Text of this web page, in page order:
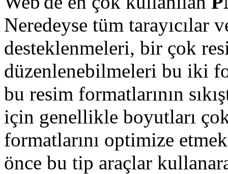
Neredeyse tüm tarayıcılar
desteklenmeleri, bir çok
düzenlenebilmeleri bu iki
bu resim formatlarının
için genellikle boyutları
formatlarını optimize
önce bu tip araçlar